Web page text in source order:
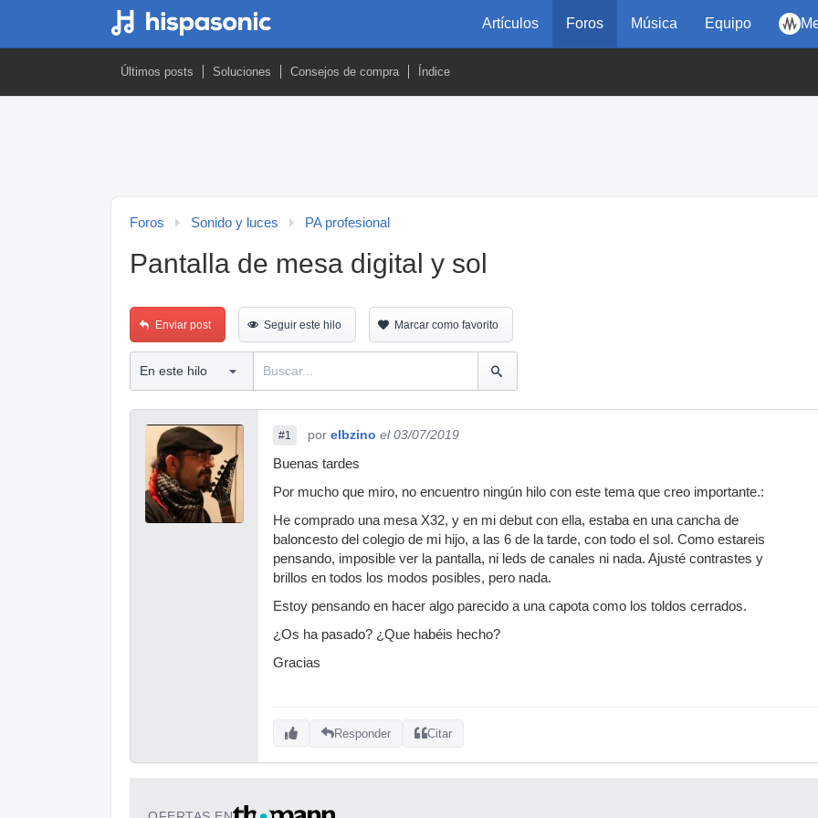
Artículos Foros Música Equipo
Últimos posts Soluciones Consejos de compra Índice
Foros Sonido y luces PA profesional
Pantalla de mesa digital y sol
Enviar post Seguir este hilo Marcar como favorito
#1 por elbzino el 03/07/2019
Buenas tardes
Por mucho que miro, no encuentro ningún hilo con este tema que creo importante.:
He comprado una mesa X32, y en mi debut con ella, estaba en una cancha de
baloncesto del colegio de mi hijo, a las 6 de la tarde, con todo el sol. Como estareis
pensando, imposible ver la pantalla, ni leds de canales ni nada. Ajusté contrastes y
brillos en todos los modos posibles, pero nada.
Estoy pensando en hacer algo parecido a una capota como los toldos cerrados.
¿Os ha pasado? ¿Que habéis hecho?
Gracias
Responder Citar